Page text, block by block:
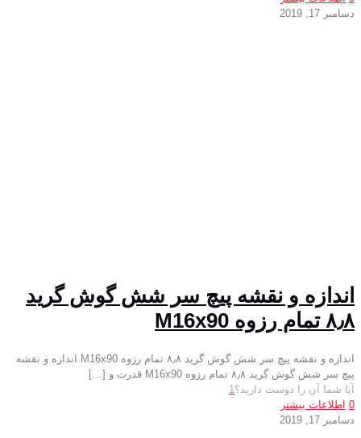
دسامبر 17, 2019
اندازه و نقشه پیچ سر شش گوش گرید
۸٫۸ تمام رزوه M16x90
اندازه و نقشه پیچ سر شش گوش گرید ۸٫۸ تمام رزوه M16x90 اندازه و نقشه
پیچ سر شش گوش گرید ۸٫۸ تمام رزوه M16x90 قدرت و
[…]
آیا شما آن را دوست دارید؟ 1
0 اطلاعات بیشتر
دسامبر 17, 2019